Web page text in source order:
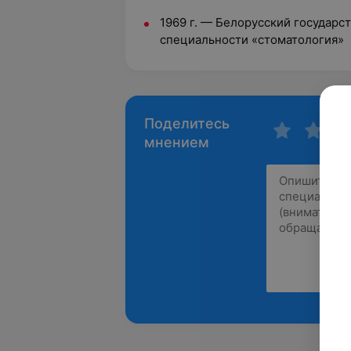
1969 г. — Белорусский
специальности «стоматология»
Поделитесь
мнением